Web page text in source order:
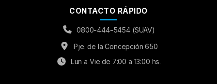
CONTACTO RÁPIDO
0800-444-5454 (SUAV)
Pje. de la Concepción 650
Lun a Vie de 7:00 a 13:00 hs.